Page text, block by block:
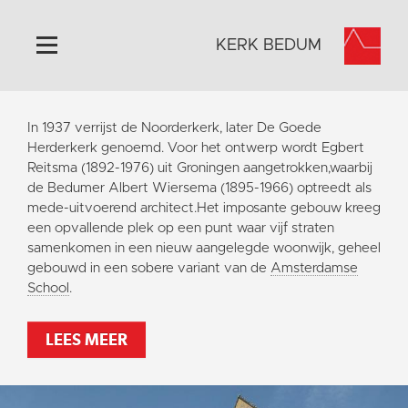
Home
Algemeen
Historie
Omgeving
Activiteiten
Steun ons
Contact
Vaktaal
KERK BEDUM
In 1937 verrijst de Noorderkerk, later De Goede
Herderkerk genoemd. Voor het ontwerp wordt Egbert
Reitsma (1892-1976) uit Groningen aangetrokken,waarbij
de Bedumer Albert Wiersema (1895-1966) optreedt als
mede-uitvoerend architect.Het imposante gebouw kreeg
een opvallende plek op een punt waar vijf straten
samenkomen in een nieuw aangelegde woonwijk, geheel
gebouwd in een sobere variant van de Amsterdamse
School .
LEES MEER